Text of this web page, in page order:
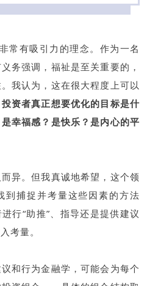
常有吸引力的理念。作为一名
务强调，福祉是至关重要的，
我认为，这在很大程度上可以
投资者真正想要优化的目标是什
幸福感？是快乐？是内心的平
异。但我真诚地希望，这个领
到捕捉并考量这些因素的方法
行“助推”、指导还是提供建议
考量。
和行为金融学，可能会为每个